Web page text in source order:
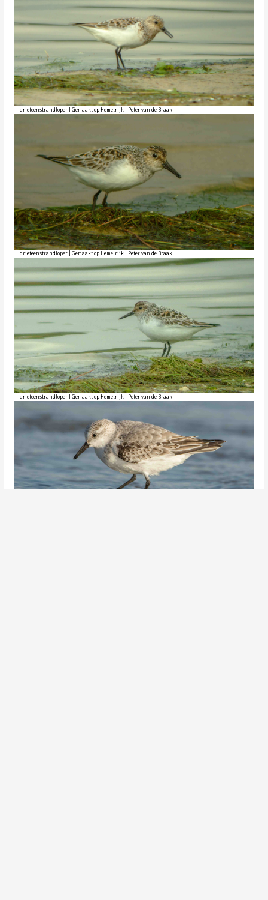
drieteenstrandloper | Gemaakt op Hemelrijk | Peter van de Braak
drieteenstrandloper | Gemaakt op Hemelrijk | Peter van de Braak
drieteenstrandloper | Gemaakt op Hemelrijk | Peter van de Braak